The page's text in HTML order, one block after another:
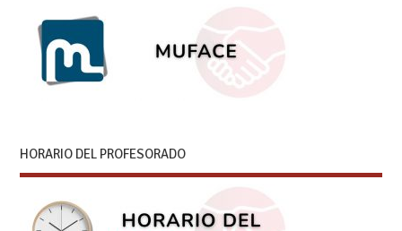
HORARIO DEL PROFESORADO